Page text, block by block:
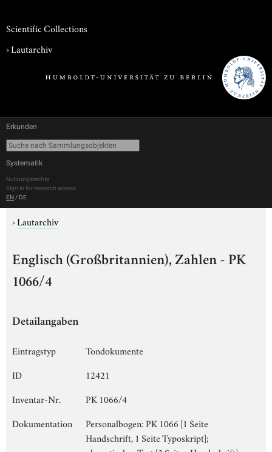
Scientific Collections
›Lautarchiv
Erkunden
Systematik
Nutzungsrechte
Sign in for research access
EN / DE
›Lautarchiv
Englisch (Großbritannien), Zahlen - PK
1066/4
Detailangaben
Eintragstyp
Tondokumente
ID
12421
Inventar-Nr.
PK 1066/4
Dokumentation
Personalbogen: PK 1066 [1 Seite
Handschrift, 1 Seite Typoskript];